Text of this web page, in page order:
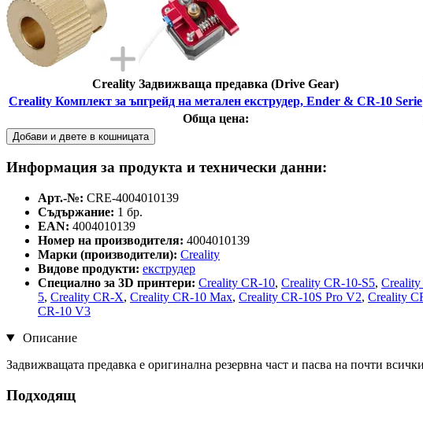
Creality Задвижваща предавка (Drive Gear)
Creality Комплект за ъпгрейд на метален екструдер, Ender & CR-10 Serie
Обща цена:
Добави и двете в кошницата
Информация за продукта и технически данни:
Арт.-№: CRE-4004010139
Съдържание: 1 бр.
EAN: 4004010139
Номер на производителя: 4004010139
Марки (производители): Creality
Видове продукти: екструдер
Специално за 3D принтери: Creality CR-10, Creality CR-10-S5, Creality
5, Creality CR-X, Creality CR-10 Max, Creality CR-10S Pro V2, Creality
CR-10 V3
Описание
Задвижващата предавка е оригинална резервна част и пасва на почти
Подходящ